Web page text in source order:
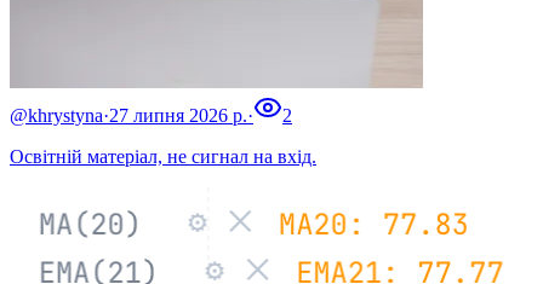
@khrystyna·27 липня 2026 р.·
2
Освітній матеріал, не сигнал на вхід.